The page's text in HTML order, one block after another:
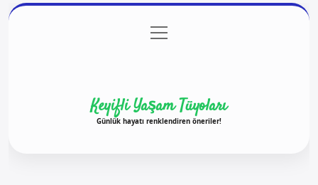
Gizlilik Politikası
menüyü
aç
Keyifli Yaşam Tüyoları
Günlük hayatı renklendiren öneriler!